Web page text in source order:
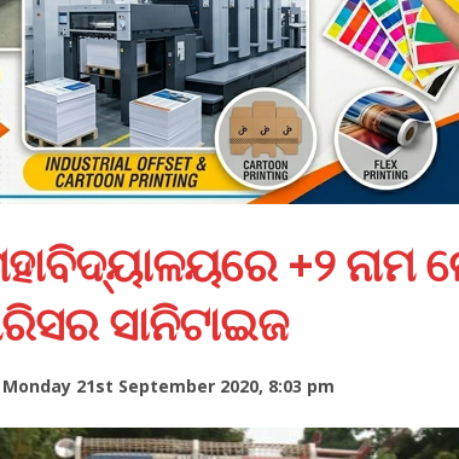
+୨ ନାମ
ସାନିଟାଇଜ
Monday 21st September 2020, 8:03 pm